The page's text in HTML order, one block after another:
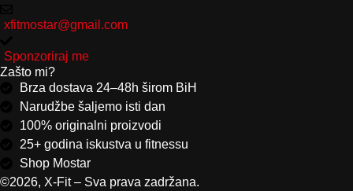
xfitmostar@gmail.com
Sponzoriraj me
Zašto mi?
Brza dostava 24–48h širom BiH
Narudžbe šaljemo isti dan
100% originalni proizvodi
25+ godina iskustva u fitnessu
Shop Mostar
©2026, X-Fit – Sva prava zadržana.